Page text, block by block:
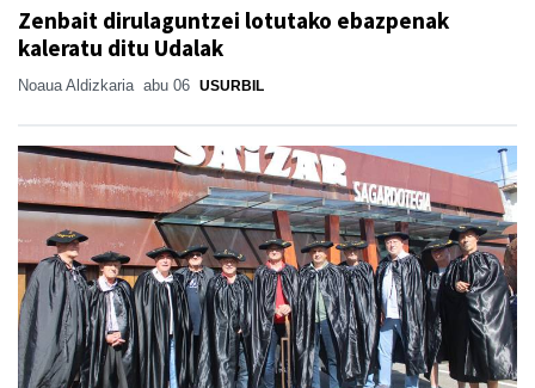
Zenbait dirulaguntzei lotutako ebazpenak
kaleratu ditu Udalak
Noaua Aldizkaria abu 06 USURBIL